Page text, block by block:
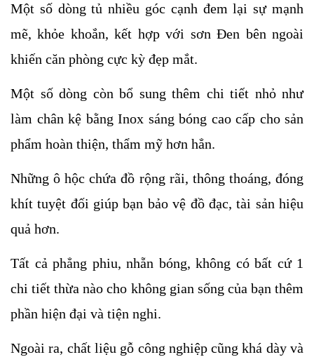
Một số dòng tủ nhiều góc cạnh đem lại sự mạnh
mẽ, khỏe khoắn, kết hợp với sơn Đen bên ngoài
khiến căn phòng cực kỳ đẹp mắt.
Một số dòng còn bổ sung thêm chi tiết nhỏ như
làm chân kệ bằng Inox sáng bóng cao cấp cho sản
phẩm hoàn thiện, thẩm mỹ hơn hẳn.
Những ô hộc chứa đồ rộng rãi, thông thoáng, đóng
khít tuyệt đối giúp bạn bảo vệ đồ đạc, tài sản hiệu
quả hơn.
Tất cả phẳng phiu, nhẵn bóng, không có bất cứ 1
chi tiết thừa nào cho không gian sống của bạn thêm
phần hiện đại và tiện nghi.
Ngoài ra, chất liệu gỗ công nghiệp cũng khá dày và